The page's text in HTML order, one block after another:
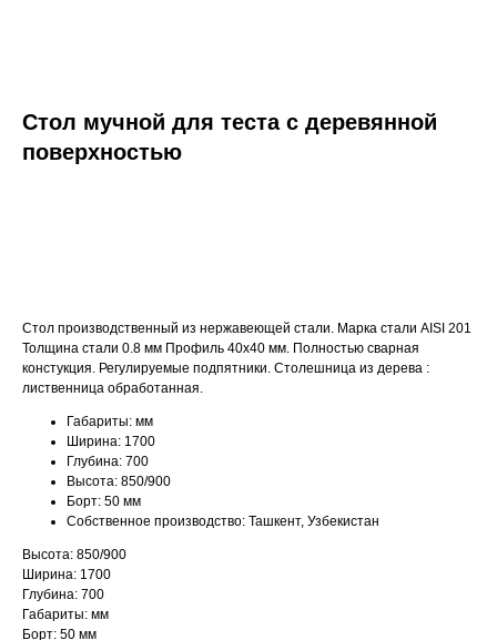
Стол мучной для теста с деревянной
поверхностью
Стол производственный из нержавеющей стали. Марка стали AISI 201
Толщина стали 0.8 мм Профиль 40х40 мм. Полностью сварная
констукция. Регулируемые подпятники. Столешница из дерева :
лиственница обработанная.
Габариты: мм
Ширина: 1700
Глубина: 700
Высота: 850/900
Борт: 50 мм
Собственное производство: Ташкент, Узбекистан
Высота: 850/900
Ширина: 1700
Глубина: 700
Габариты: мм
Борт: 50 мм